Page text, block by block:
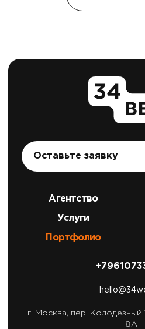
Оставьте заявку
Агентство
Услуги
Портфолио
г. Москва, пер. Колодезный
8А